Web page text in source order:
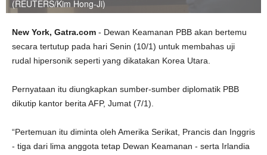
(REUTERS/Kim Hong-Ji)
New York, Gatra.com - Dewan Keamanan PBB akan bertemu
secara tertutup pada hari Senin (10/1) untuk membahas uji
rudal hipersonik seperti yang dikatakan Korea Utara.
Pernyataan itu diungkapkan sumber-sumber diplomatik PBB
dikutip kantor berita AFP, Jumat (7/1).
“Pertemuan itu diminta oleh Amerika Serikat, Prancis dan Inggris
- tiga dari lima anggota tetap Dewan Keamanan - serta Irlandia